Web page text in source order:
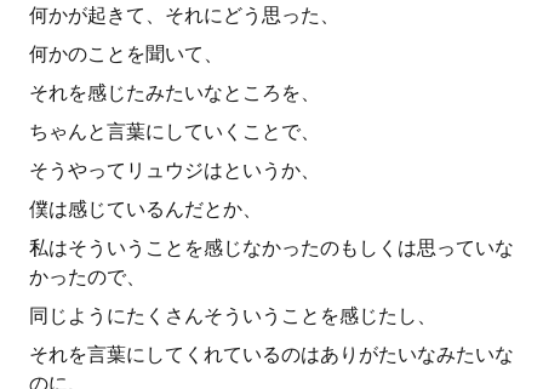
何かが起きて、それにどう思った、
何かのことを聞いて、
それを感じたみたいなところを、
ちゃんと言葉にしていくことで、
そうやってリュウジはというか、
僕は感じているんだとか、
私はそういうことを感じなかったのもしくは思っていな
かったので、
同じようにたくさんそういうことを感じたし、
それを言葉にしてくれているのはありがたいなみたいな
のに、